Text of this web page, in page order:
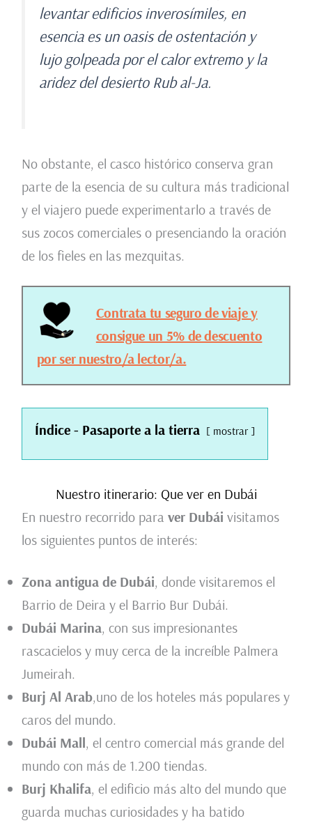
levantar edificios inverosímiles, en
esencia es un oasis de ostentación y
lujo golpeada por el calor extremo y la
aridez del desierto Rub al-Ja.
No obstante, el casco histórico conserva gran
parte de la esencia de su cultura más tradicional
y el viajero puede experimentarlo a través de
sus zocos comerciales o presenciando la oración
de los fieles en las mezquitas.
Contrata tu seguro de viaje y
consigue un 5% de descuento
por ser nuestro/a lector/a.
Índice - Pasaporte a la tierra mostrar
Nuestro itinerario: Que ver en Dubái
En nuestro recorrido para ver Dubái visitamos
los siguientes puntos de interés:
Zona antigua de Dubái, donde visitaremos el
Barrio de Deira y el Barrio Bur Dubái.
Dubái Marina, con sus impresionantes
rascacielos y muy cerca de la increíble Palmera
Jumeirah.
Burj Al Arab,uno de los hoteles más populares y
caros del mundo.
Dubái Mall, el centro comercial más grande del
mundo con más de 1.200 tiendas.
Burj Khalifa, el edificio más alto del mundo que
guarda muchas curiosidades y ha batido